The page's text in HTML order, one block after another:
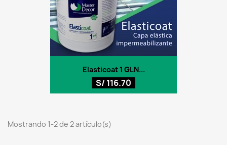
Elasticoat 1 GLN...
S/ 116.70
Mostrando 1-2 de 2 artículo(s)